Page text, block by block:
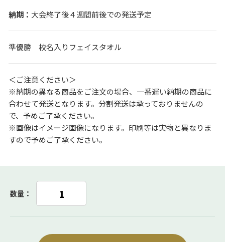
大会終了後４週間前後での発送予定
準優勝 校名入りフェイスタオル
＜ご注意ください＞
※納期の異なる商品をご注文の場合、一番遅い納期の商品に
合わせて発送となります。分割発送は承っておりませんの
で、予めご了承ください。
※画像はイメージ画像になります。印刷等は実物と異なりま
すので予めご了承ください。
数量：